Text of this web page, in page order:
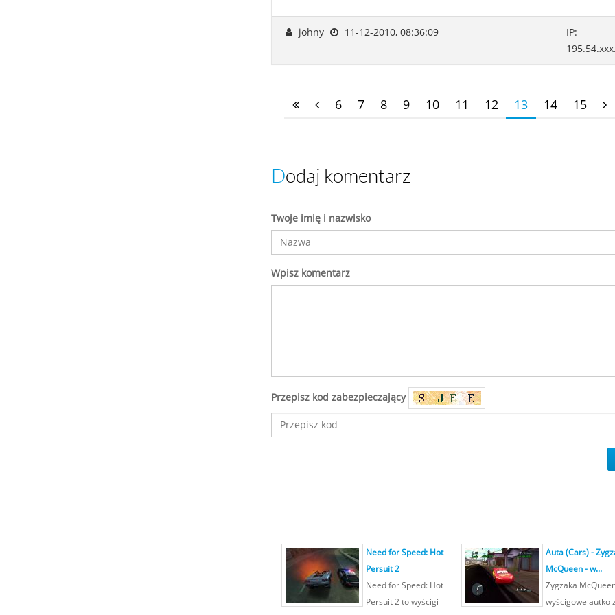
johny 11-12-2010, 08:36:09
IP:
6 7 8 9 10 11 12 13 14 15
Dodaj komentarz
Twoje imię i nazwisko
Wpisz komentarz
Przepisz kod zabezpieczający
Need for Speed: Hot
Persuit 2
Need for Speed: Hot
Persuit 2 to wyścigi
Auta (Cars) -
McQueen - w...
Zygzaka
wyścigowe autko